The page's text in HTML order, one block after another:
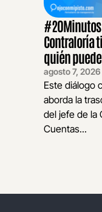
#20Minutos
Contraloría
quién
agosto 7, 2026
Este diálogo
aborda la
del jefe de la
Cuentas...